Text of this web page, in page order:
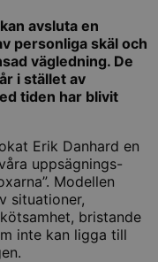
avsluta en
personliga skäl och
vägledning. De
i stället av
tiden har blivit
Erik Danhard en
uppsägnings-
Modellen
situationer,
bristande
inte kan ligga till